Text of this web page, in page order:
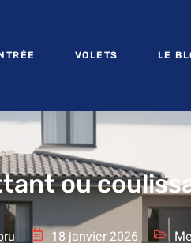
VOLETS LE
ou
18 janvier 2026